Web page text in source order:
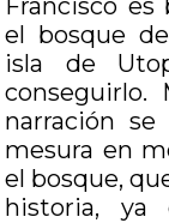
Francisco es
el bosque
isla de
narración
mesura en
el bosque,
historia, ya